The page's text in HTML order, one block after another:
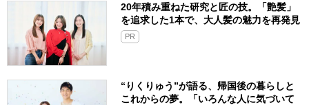
20年積み重ねた研究と匠の技。「艶髪」
を追求した1本で、大人髪の魅力を再発見
PR
“りくりゅう”が語る、帰国後の暮らしと
これからの夢。「いろんな人に気づいて